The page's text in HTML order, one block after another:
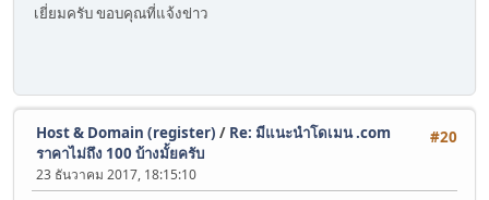
เยี่ยมครับ ขอบคุณที่แจ้งข่าว
#20
Host & Domain (register) / Re: มีแนะนำโดเมน .com
ราคาไม่ถึง 100 บ้างมั้ยครับ
23 ธันวาคม 2017, 18:15:10